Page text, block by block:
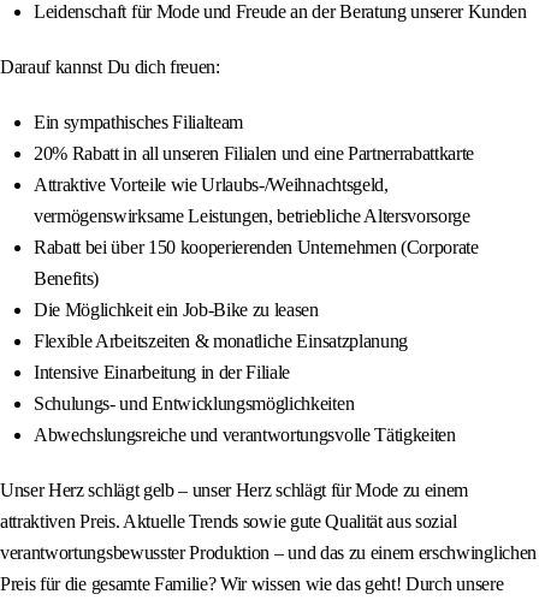
Leidenschaft für Mode und Freude an der Beratung unserer Kunden
Darauf kannst Du dich freuen:
Ein sympathisches Filialteam
20% Rabatt in all unseren Filialen und eine Partnerrabattkarte
Attraktive Vorteile wie Urlaubs-/Weihnachtsgeld,
vermögenswirksame Leistungen, betriebliche Altersvorsorge
Rabatt bei über 150 kooperierenden Unternehmen (Corporate
Benefits)
Die Möglichkeit ein Job-Bike zu leasen
Flexible Arbeitszeiten & monatliche Einsatzplanung
Intensive Einarbeitung in der Filiale
Schulungs- und Entwicklungsmöglichkeiten
Abwechslungsreiche und verantwortungsvolle Tätigkeiten
Unser Herz schlägt gelb – unser Herz schlägt für Mode zu einem
attraktiven Preis. Aktuelle Trends sowie gute Qualität aus sozial
verantwortungsbewusster Produktion – und das zu einem erschwinglichen
Preis für die gesamte Familie? Wir wissen wie das geht! Durch unsere